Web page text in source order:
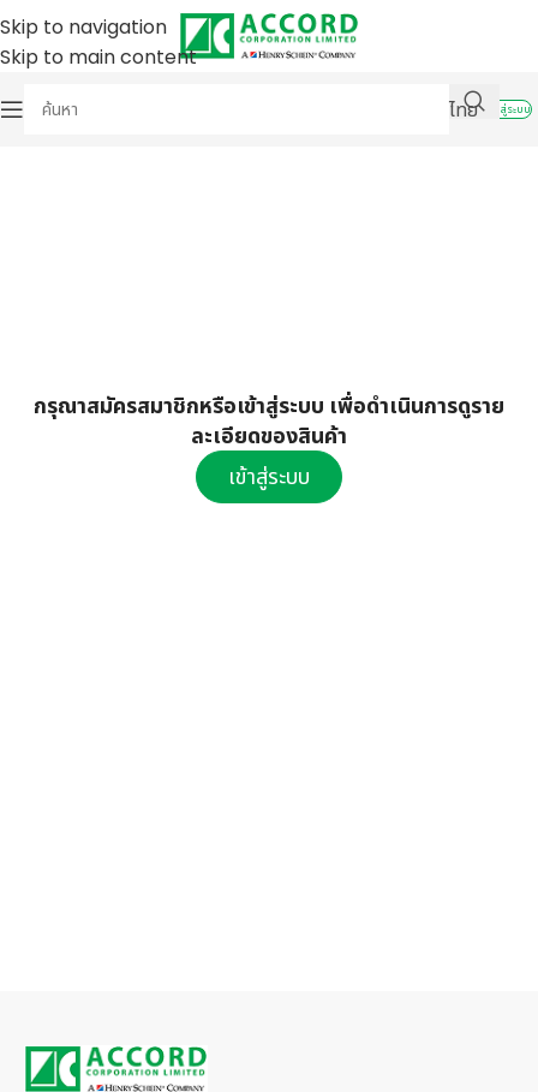
Skip to navigation
Skip to main content
ไทย
เข้าสู่ระบบ
กรุณาสมัครสมาชิกหรือเข้าสู่ระบบ เพื่อดำเนินการดูราย
ละเอียดของสินค้า
เข้าสู่ระบบ